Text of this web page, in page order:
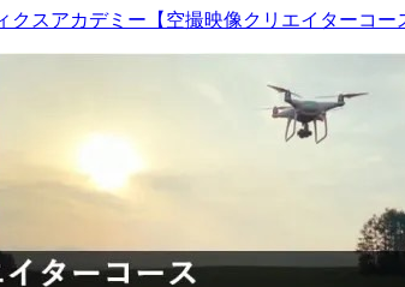
スアカデミー【空撮映像クリエイターコ